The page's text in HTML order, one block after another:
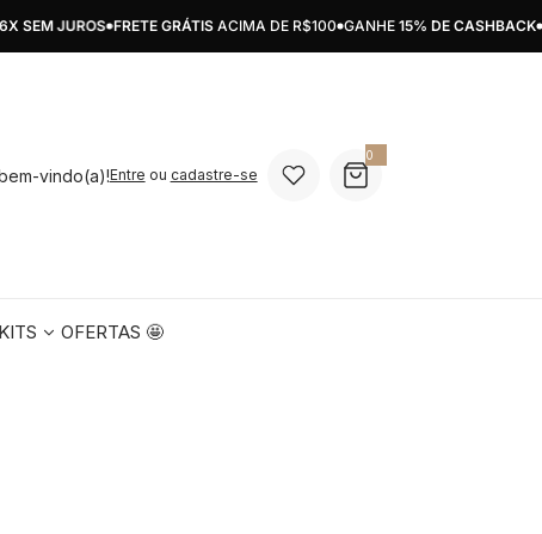
JUROS FRETE GRÁTISACIMA DE R$100 GANHE15% DE CASHBACK
vindo(a)!Entre ou cadastre-se
0
0 Unid
KITS OFERTAS 🤩